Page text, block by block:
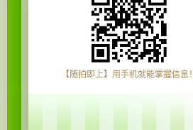
【随拍即上】用手机就能掌握信息！